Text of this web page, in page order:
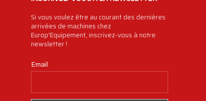
Si vous voulez être au courant des dernières
arrivées de machines chez
Europ'Equipement, inscrivez-vous à notre
newsletter !
Email